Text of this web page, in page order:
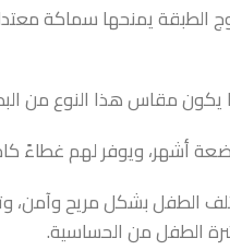
يمنحها سماكة
هذا النوع من البطانيات
أشهر، ويوفر لهم غطاءً
الطفل بشكل مريح وآمن،
الطفل من الحساسية.